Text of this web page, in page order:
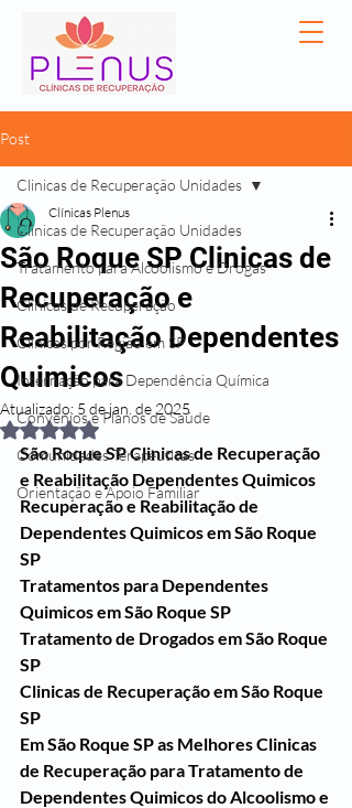
Post
Clinicas de Recuperação Unidades
Tratamento para Alcoolismo e Drogas
Clínicas de Recuperação
Clínicas por Região em SP
Internação para Dependência Química
Convênios e Planos de Saúde
Comunidades Terapêuticas
Orientação e Apoio Familiar
Clinicas de Recuperação Unidades
São Roque SP Clinicas de
Recuperação e
Reabilitação Dependentes
Quimicos
Clínicas Plenus
Atualizado: 5 de jan. de 2025
Avaliado com NaN de 5 estrelas.
São Roque SP Clinicas de Recuperação
e Reabilitação Dependentes Quimicos
Recuperação e Reabilitação de
Dependentes Quimicos em São Roque
SP
Tratamentos para Dependentes
Quimicos em São Roque SP
Tratamento de Drogados em São Roque
SP
Clinicas de Recuperação em São Roque
SP
Em São Roque SP as Melhores Clinicas
de Recuperação para Tratamento de
Dependentes Quimicos do Alcoolismo e